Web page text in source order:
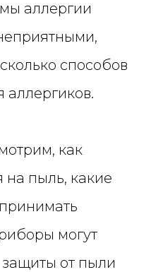
аллергии
способов
аллергиков.
как
на пыль, какие
могут
от пыли